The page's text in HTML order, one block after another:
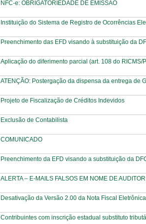
NFC-e: OBRIGATORIEDADE DE EMISSÃO
Instituição do Sistema de Registro de Ocorrências
Preenchimento das EFD visando à substituição da
Aplicação do diferimento parcial (art. 108 do
ATENÇÃO: Postergação da dispensa da entrega de
Projeto de Fiscalização de Créditos Indevidos
Exclusão de Contabilista
COMUNICADO
Preenchimento da EFD visando a substituição da
ALERTA – E-MAILS FALSOS EM NOME DE
Desativação da Versão 2.00 da Nota Fiscal
Contribuintes com inscrição estadual substituto